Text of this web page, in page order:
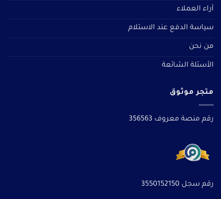
آراء العملاء
سياسة الدفع عند الاستلام
من نحن
الأسئلة الشائعة
متجر موثوق
رقم منصة معروف 356563
رقم سجل 3550152150